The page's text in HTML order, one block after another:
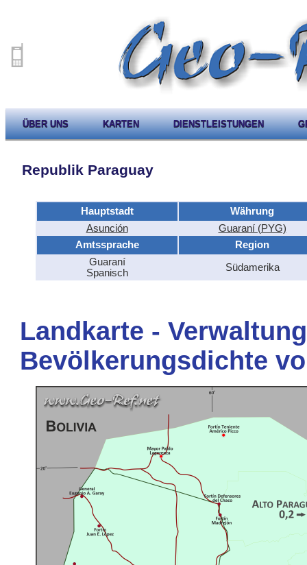
ÜBER UNS KARTEN DIENSTLEISTUNGEN
Republik Paraguay
Hauptstadt
Währung
Asunción
Guaraní (PYG)
Amtssprache
Region
Guaraní
Spanisch
Südamerika
Landkarte -
Bevölkerungsdichte